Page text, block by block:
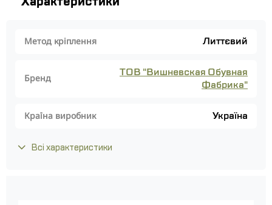
Метод кріплення Литтєвий
Бренд
ТОВ "Вишневская Обувная
Фабрика"
Країна виробник Україна
Всі характеристики